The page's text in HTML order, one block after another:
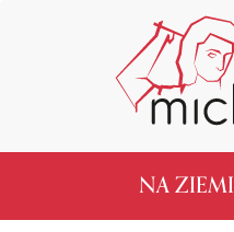
NA ZIEMI